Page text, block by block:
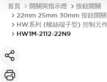
首頁 開關與指示燈
按鈕開關
22mm 25mm 30mm 按鈕開關
HW系列 (螺絲端子型) 控制元
HW1M-2112-22N9